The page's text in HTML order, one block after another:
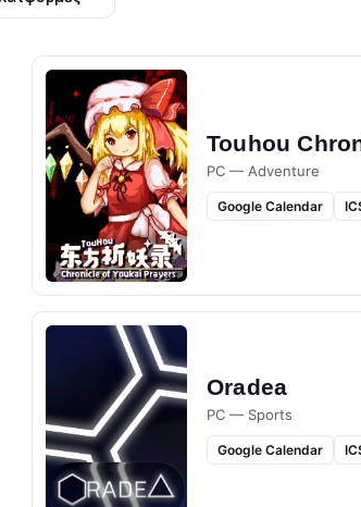
Touhou
PC — Adventure
Google Calendar
Oradea
PC — Sports
Google Calendar